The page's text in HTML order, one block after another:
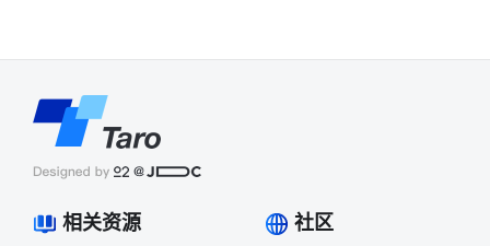
相关资源 社区